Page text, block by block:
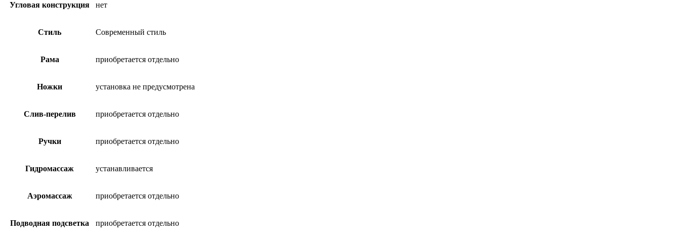
Угловая конструкция нет
Стиль Современный стиль
Рама приобретается отдельно
Ножки установка не предусмотрена
Слив-перелив приобретается отдельно
Ручки приобретается отдельно
Гидромассаж устанавливается
Аэромассаж приобретается отдельно
Подводная подсветка приобретается отдельно